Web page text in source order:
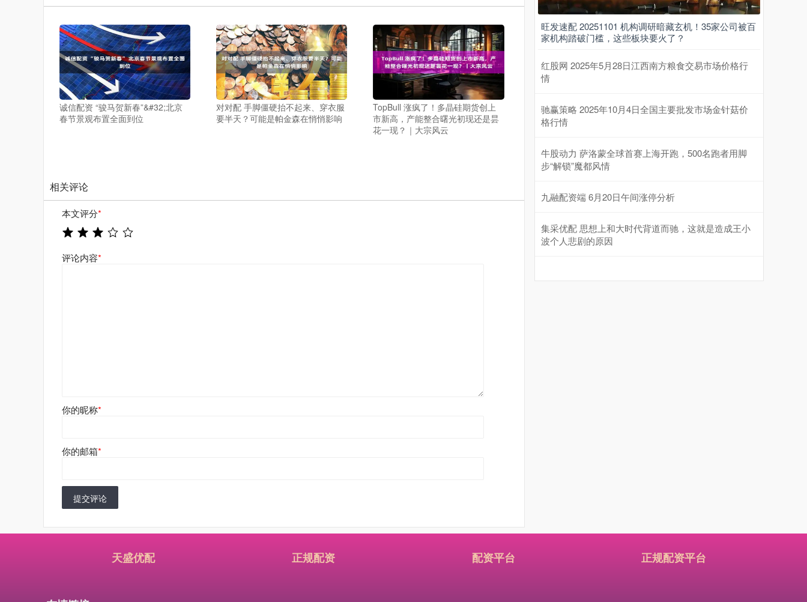
诚信配资 “骏马贺新春”&#32;北京
春节景观布置全面到位
对对配 手脚僵硬抬不起来、穿衣服
要半天？可能是帕金森在悄悄影响
TopBull 涨疯了！多晶硅期货创上
市新高，产能整合曙光初现还是昙
花一现？｜大宗风云
相关评论
本文评分*
评论内容*
你的昵称*
你的邮箱*
提交评论
旺发速配 20251101 机构调研暗藏玄机！35家公司被百
家机构踏破门槛，这些板块要火了？
红股网 2025年5月28日江西南方粮食交易市场价格行
情
驰赢策略 2025年10月4日全国主要批发市场金针菇价
格行情
牛股动力 萨洛蒙全球首赛上海开跑，500名跑者用脚
步“解锁”魔都风情
九融配资端 6月20日午间涨停分析
集采优配 思想上和大时代背道而驰，这就是造成王小
波个人悲剧的原因
天盛优配 正规配资 配资平台 正规配资平台